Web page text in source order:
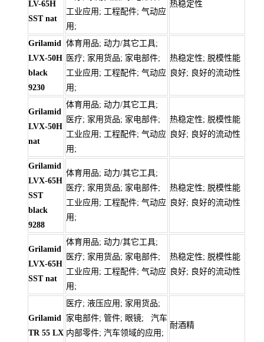
LV-65H
SST nat
工业应用; 工程配件; 气动应
用;
热稳定性
Grilamid
LVX-50H
black
9230
体育用品; 动力/其它工具;
医疗; 家用货品; 家电部件;
工业应用; 工程配件; 气动应
用;
热稳定性; 脱模性能
良好; 良好的流动性
Grilamid
LVX-50H
nat
体育用品; 动力/其它工具;
医疗; 家用货品; 家电部件;
工业应用; 工程配件; 气动应
用;
热稳定性; 脱模性能
良好; 良好的流动性
Grilamid
LVX-65H
SST
black
9288
体育用品; 动力/其它工具;
医疗; 家用货品; 家电部件;
工业应用; 工程配件; 气动应
用;
热稳定性; 脱模性能
良好; 良好的流动性
Grilamid
LVX-65H
SST nat
体育用品; 动力/其它工具;
医疗; 家用货品; 家电部件;
工业应用; 工程配件; 气动应
用;
热稳定性; 脱模性能
良好; 良好的流动性
Grilamid
TR 55 LX
医疗; 液压应用; 家用货品;
家电部件; 管件; 眼镜; 汽车
内部零件; 汽车领域的应用;
耐酒精